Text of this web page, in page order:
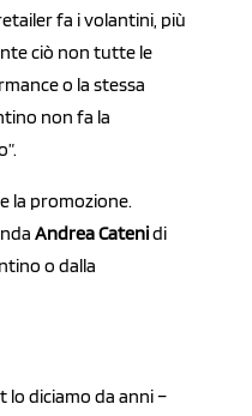
fa i volantini, più
ciò non tutte le
o la stessa
non fa la
la promozione.
Andrea Catenidi
o dalla
diciamo da anni –